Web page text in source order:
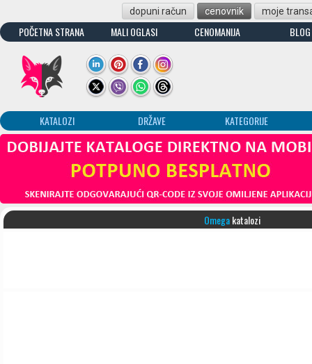
dopuni račun cenovnik moje
POČETNA STRANA MALI OGLASI CENOMANIJA BLOG
KATALOZI DRŽAVE KATEGORIJE
Omegakatalozi